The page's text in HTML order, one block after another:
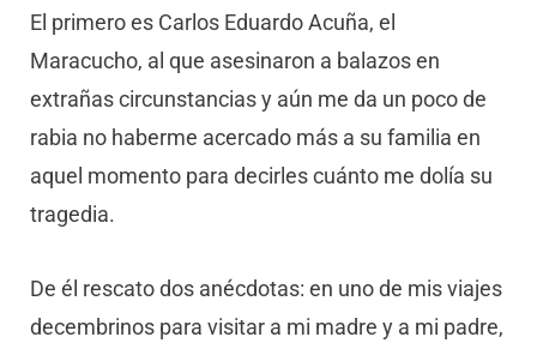
El primero es Carlos Eduardo Acuña, el
Maracucho, al que asesinaron a balazos en
extrañas circunstancias y aún me da un poco de
rabia no haberme acercado más a su familia en
aquel momento para decirles cuánto me dolía su
tragedia.
De él rescato dos anécdotas: en uno de mis viajes
decembrinos para visitar a mi madre y a mi padre,